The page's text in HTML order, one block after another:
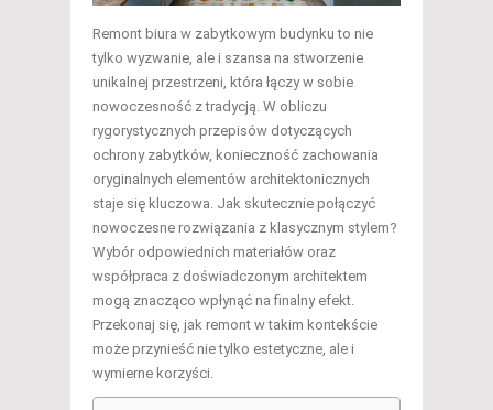
Remont biura w zabytkowym budynku to nie
tylko wyzwanie, ale i szansa na stworzenie
unikalnej przestrzeni, która łączy w sobie
nowoczesność z tradycją. W obliczu
rygorystycznych przepisów dotyczących
ochrony zabytków, konieczność zachowania
oryginalnych elementów architektonicznych
staje się kluczowa. Jak skutecznie połączyć
nowoczesne rozwiązania z klasycznym stylem?
Wybór odpowiednich materiałów oraz
współpraca z doświadczonym architektem
mogą znacząco wpłynąć na finalny efekt.
Przekonaj się, jak remont w takim kontekście
może przynieść nie tylko estetyczne, ale i
wymierne korzyści.